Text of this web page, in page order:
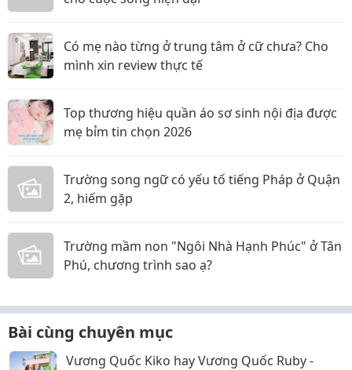
Có mẹ nào từng ở trung tâm ở cữ chưa? Cho
mình xin review thực tế
Top thương hiệu quần áo sơ sinh nội địa được
mẹ bỉm tin chọn 2026
Trường song ngữ có yếu tố tiếng Pháp ở Quận
2, hiếm gặp
Trường mầm non "Ngôi Nhà Hạnh Phúc" ở Tân
Phú, chương trình sao ạ?
Bài cùng chuyên mục
Vương Quốc Kiko hay Vương Quốc Ruby -